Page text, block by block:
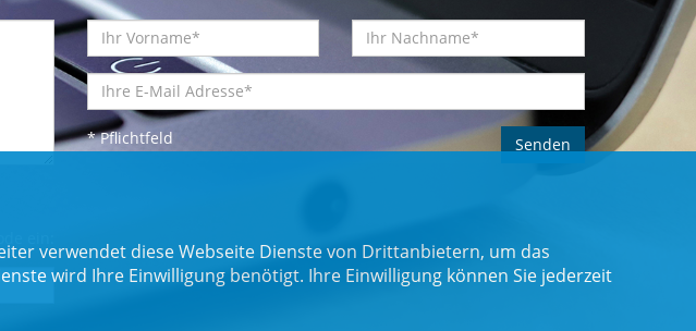
* Pflichtfeld
verwendet diese Webseite Dienste von Drittanbietern, um das
wird Ihre Einwilligung benötigt. Ihre Einwilligung können Sie jederzeit